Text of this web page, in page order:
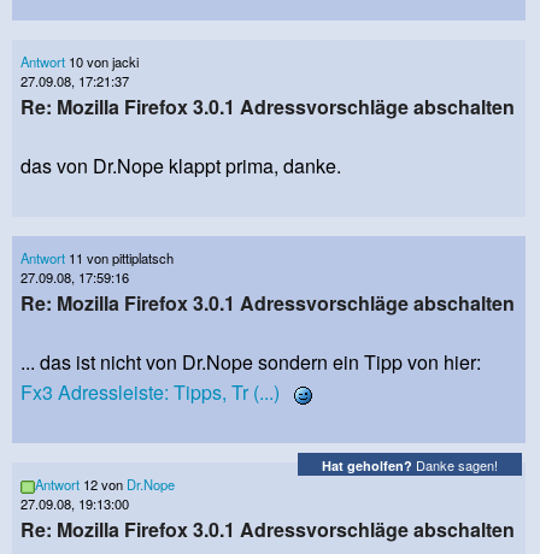
Antwort 10 von jacki
27.09.08, 17:21:37
Re: Mozilla Firefox 3.0.1 Adressvorschläge abschalten
das von Dr.Nope klappt prima, danke.
Antwort 11 von pittiplatsch
27.09.08, 17:59:16
Re: Mozilla Firefox 3.0.1 Adressvorschläge abschalten
... das ist nicht von Dr.Nope sondern ein Tipp von hier:
Fx3 Adressleiste: Tipps, Tr (...)
Hat geholfen? Danke sagen!
Antwort 12 von Dr.Nope
27.09.08, 19:13:00
Re: Mozilla Firefox 3.0.1 Adressvorschläge abschalten